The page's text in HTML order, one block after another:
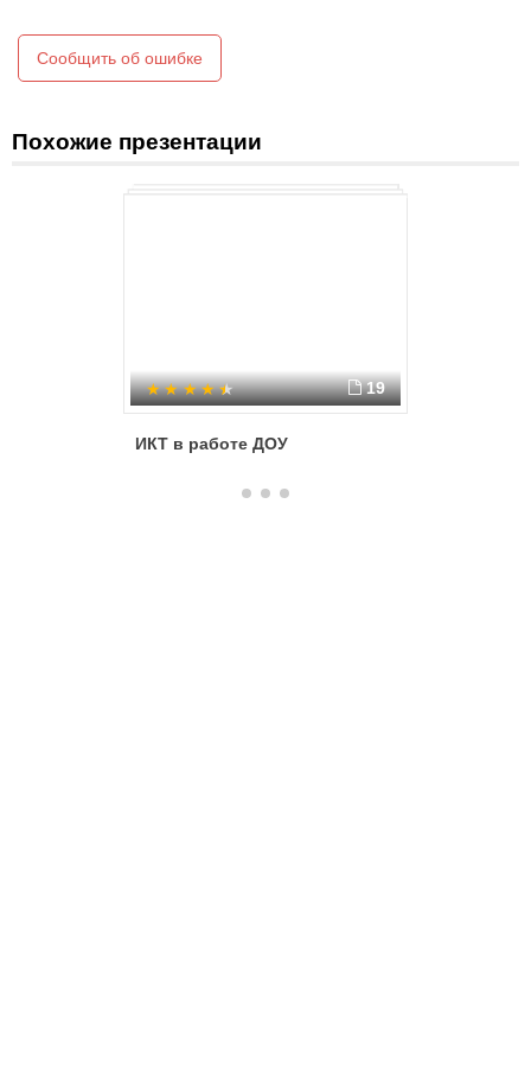
Сообщить об ошибке
Похожие презентации
19
ИКТ в работе ДОУ